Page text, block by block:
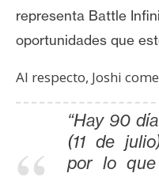
representa Battle
oportunidades que
Al respecto, Joshi
“Hay 90
(11 de
por lo